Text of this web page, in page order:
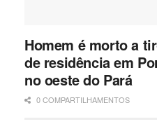
Homem é morto a
de residência em
no oeste do Pará
0 COMPARTILHAMENTOS